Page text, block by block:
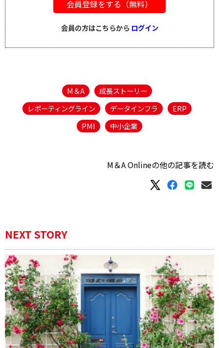
会員登録をする（無料）
会員の方はこちらから ログイン
M＆A
成長ストーリー
レポーティングライン
データインフラ
ERP
PMI
中小企業
M＆A Onlineの他の記事を読む
NEXT STORY